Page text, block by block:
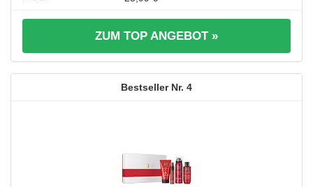
ZUM TOP ANGEBOT »
4